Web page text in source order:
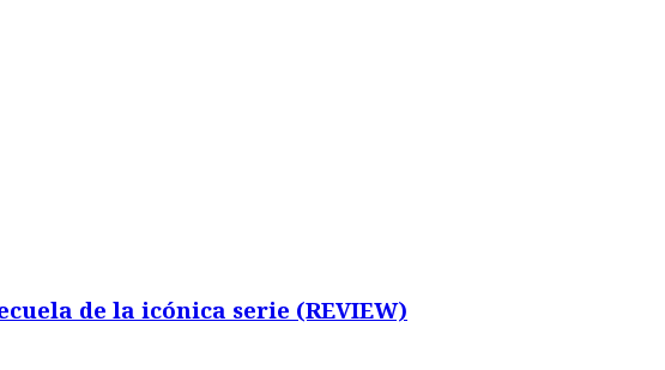
de la icónica serie (REVIEW)